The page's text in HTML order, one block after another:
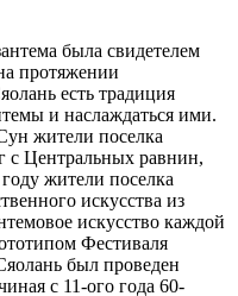
была свидетелем
протяжении
есть традиция
и наслаждаться ими.
жители поселка
с Центральных равнин,
жители поселка
искусства из
искусство каждой
Фестиваля
был проведен
с 11-ого года 60-